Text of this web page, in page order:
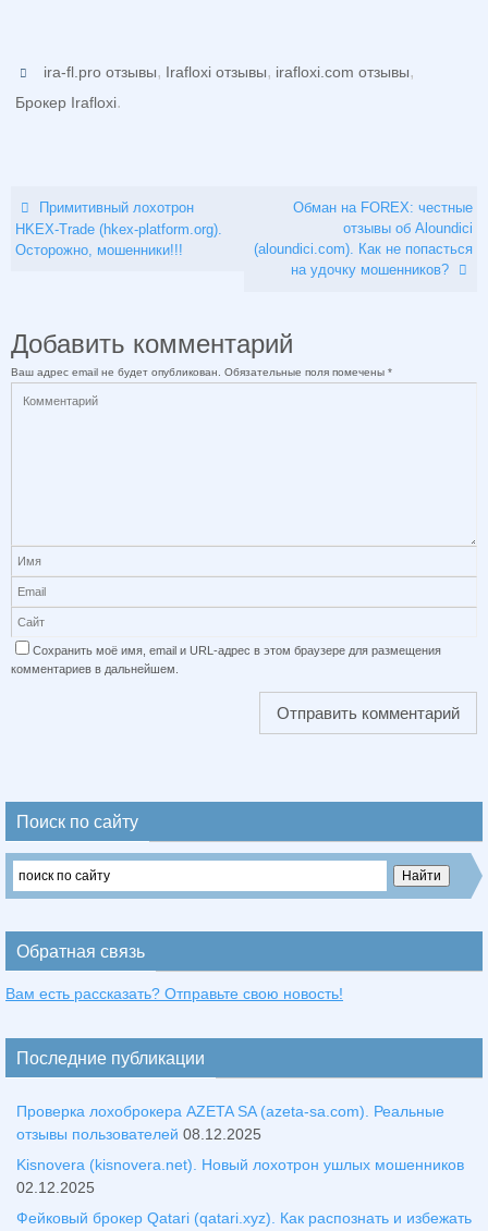
ira-fl.pro отзывы, Irafloxi отзывы, irafloxi.com отзывы,
Брокер Irafloxi.
Примитивный лохотрон
HKEX-Trade (hkex-platform.org).
Осторожно, мошенники!!!
Обман на FOREX: честные
отзывы об Aloundici
(aloundici.com). Как не попасться
на удочку мошенников?
Добавить комментарий
Ваш адрес email не будет опубликован. Обязательные поля помечены *
Сохранить моё имя, email и URL-адрес в этом браузере для размещения
комментариев в дальнейшем.
Поиск по сайту
Обратная связь
Вам есть рассказать? Отправьте свою новость!
Последние публикации
Проверка лохоброкера AZETA SA (azeta-sa.com). Реальные
отзывы пользователей 08.12.2025
Kisnovera (kisnovera.net). Новый лохотрон ушлых мошенников
02.12.2025
Фейковый брокер Qatari (qatari.xyz). Как распознать и избежать